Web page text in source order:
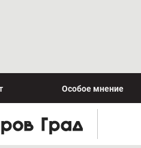
Особое мнение